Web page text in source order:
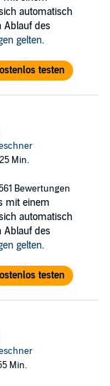
automatisch
Ablauf des
gelten.
testen
Min.
Bewertungen
mit einem
automatisch
Ablauf des
gelten.
testen
Min.